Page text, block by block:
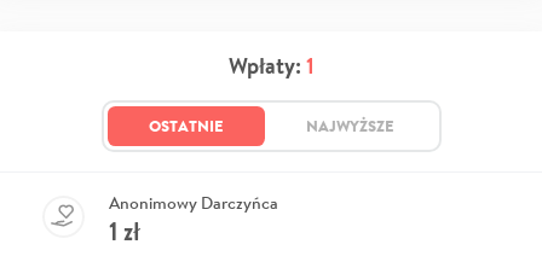
Wpłaty: 1
OSTATNIE NAJWYŻSZE
Anonimowy Darczyńca
1 zł